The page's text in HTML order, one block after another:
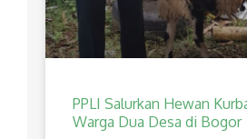
PPLI Salurkan Hewan
Warga Dua Desa di Bogor